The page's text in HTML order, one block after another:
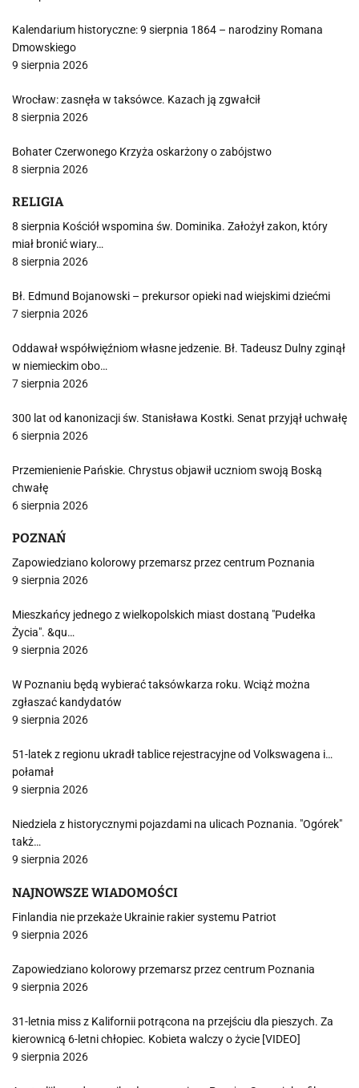
Kalendarium historyczne: 9 sierpnia 1864 – narodziny Romana
Dmowskiego
9 sierpnia 2026
Wrocław: zasnęła w taksówce. Kazach ją zgwałcił
8 sierpnia 2026
Bohater Czerwonego Krzyża oskarżony o zabójstwo
8 sierpnia 2026
RELIGIA
8 sierpnia Kościół wspomina św. Dominika. Założył zakon, który
miał bronić wiary…
8 sierpnia 2026
Bł. Edmund Bojanowski – prekursor opieki nad wiejskimi dziećmi
7 sierpnia 2026
Oddawał współwięźniom własne jedzenie. Bł. Tadeusz Dulny zginął
w niemieckim obo…
7 sierpnia 2026
300 lat od kanonizacji św. Stanisława Kostki. Senat przyjął uchwałę
6 sierpnia 2026
Przemienienie Pańskie. Chrystus objawił uczniom swoją Boską
chwałę
6 sierpnia 2026
POZNAŃ
Zapowiedziano kolorowy przemarsz przez centrum Poznania
9 sierpnia 2026
Mieszkańcy jednego z wielkopolskich miast dostaną "Pudełka
Życia". &qu…
9 sierpnia 2026
W Poznaniu będą wybierać taksówkarza roku. Wciąż można
zgłaszać kandydatów
9 sierpnia 2026
51-latek z regionu ukradł tablice rejestracyjne od Volkswagena i…
połamał
9 sierpnia 2026
Niedziela z historycznymi pojazdami na ulicach Poznania. "Ogórek"
takż…
9 sierpnia 2026
NAJNOWSZE WIADOMOŚCI
Finlandia nie przekaże Ukrainie rakier systemu Patriot
9 sierpnia 2026
Zapowiedziano kolorowy przemarsz przez centrum Poznania
9 sierpnia 2026
31-letnia miss z Kalifornii potrącona na przejściu dla pieszych. Za
kierownicą 6-letni chłopiec. Kobieta walczy o życie [VIDEO]
9 sierpnia 2026